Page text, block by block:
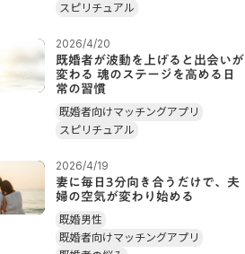
スピリチュアル
2026/4/20
既婚者が波動を上げると出会いが
変わる 魂のステージを高める日
常の習慣
既婚者向けマッチングアプリ
スピリチュアル
2026/4/19
妻に毎日3分向き合うだけで、夫
婦の空気が変わり始める
既婚男性
既婚者向けマッチングアプリ